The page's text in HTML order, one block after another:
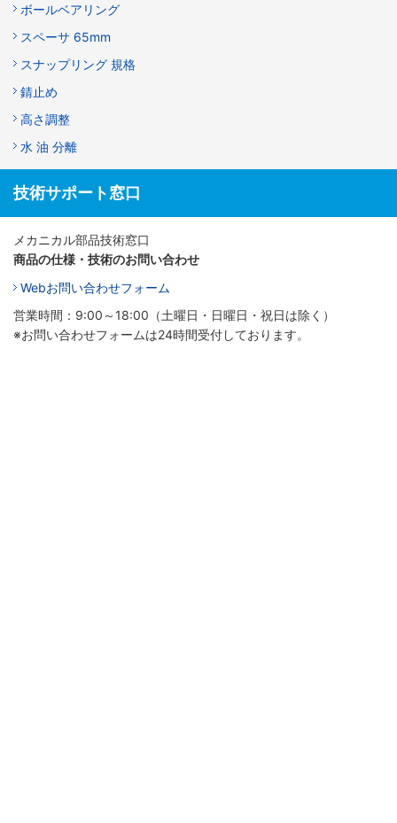
ボールベアリング
スペーサ 65mm
スナップリング 規格
錆止め
高さ調整
水 油 分離
技術サポート窓口
メカニカル部品技術窓口
商品の仕様・技術のお問い合わせ
Webお問い合わせフォーム
営業時間：9:00～18:00（土曜日・日曜日・祝日は除く）
※お問い合わせフォームは24時間受付しております。